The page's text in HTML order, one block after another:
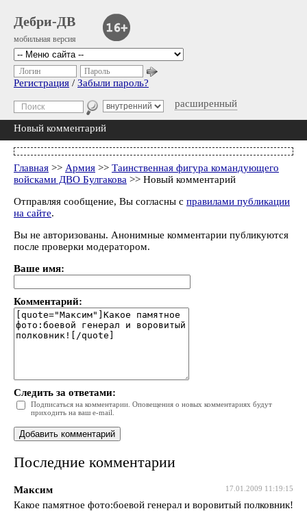
Дебри-ДВ
мобильная версия
расширенный
Логин Пароль
Регистрация / Забыли пароль?
Новый комментарий
Главная >> Армия >> Таинственная фигура командующего
войсками ДВО Булгакова >> Новый комментарий
Отправляя сообщение, Вы согласны с правилами публикации
на сайте.
Вы не авторизованы. Анонимные комментарии публикуются
после проверки модератором.
Ваше имя:
Комментарий:
Следить за ответами:
Подписаться на комментарии. Оповещения о новых комментариях будут
приходить на ваш e-mail.
Последние комментарии
17.01.2009 11:19:15
Максим
Какое памятное фото:боевой генерал и воровитый полковник!